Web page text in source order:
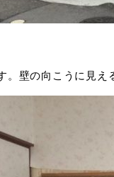
。壁の向こうに見え